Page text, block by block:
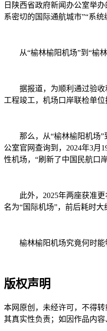
日陕西省政府新闻办公室举
系密切的国际通航城市”“系
从“榆林榆阳机场”到“榆林
据报道，为顺利通过验收和
工程竣工，机场口岸联检单位
那么，从“榆林榆阳机场”到
公室官网查询到，2024年3月
性机场，“刷新了中国民航口
此外，2025年两座获准更名
名为“国际机场”，前后耗时
榆林榆阳机场究竟何时能够
版权声明
本网原创，未经许可，不得
其真实性负责；如因作品内容